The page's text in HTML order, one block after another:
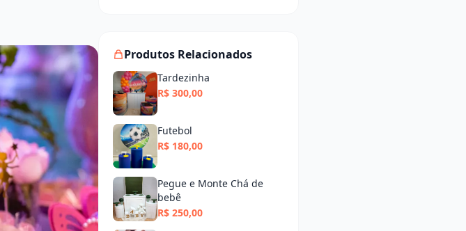
Produtos Relacionados
Tardezinha
R$ 300,00
Futebol
R$ 180,00
Pegue e Monte Chá de
bebê
R$ 250,00